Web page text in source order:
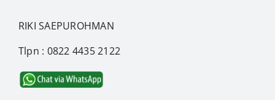
RIKI SAEPUROHMAN
Tlpn : 0822 4435 2122